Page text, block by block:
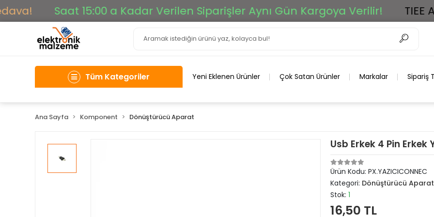
Saat 15:00 a Kadar Verilen Siparişler Aynı Gün Kargoya Verilir! TIEE
Tüm Kategoriler Yeni Eklenen Ürünler Çok Satan Ürünler Markalar Sipariş
Ana Sayfa Komponent Dönüştürücü Aparat
Usb Erkek 4 Pin
Ürün Kodu: PX.YAZICICONNEC
Kategori: Dönüştürücü Aparat
Stok: 1
16,50 TL